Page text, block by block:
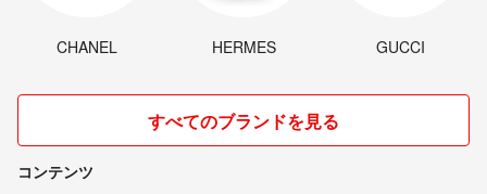
CHANEL HERMES GUCCI
すべてのブランドを見る
コンテンツ